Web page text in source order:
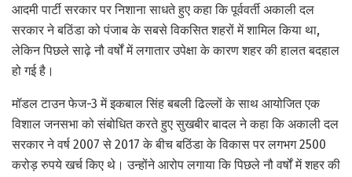
आदमी पार्टी सरकार पर निशाना साधते हुए कहा कि पूर्ववर्ती अकाली दल
सरकार ने बठिंडा को पंजाब के सबसे विकसित शहरों में शामिल किया था,
लेकिन पिछले साढ़े नौ वर्षों में लगातार उपेक्षा के कारण शहर की हालत बदहाल
हो गई है।
मॉडल टाउन फेज-3 में इकबाल सिंह बबली ढिल्लों के साथ आयोजित एक
विशाल जनसभा को संबोधित करते हुए सुखबीर बादल ने कहा कि अकाली दल
सरकार ने वर्ष 2007 से 2017 के बीच बठिंडा के विकास पर लगभग 2500
करोड़ रुपये खर्च किए थे। उन्होंने आरोप लगाया कि पिछले नौ वर्षों में शहर की